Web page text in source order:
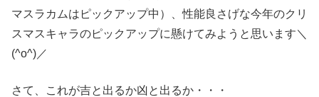
マスラカムはピックアップ中）、性能良さげな今年のクリ
スマスキャラのピックアップに懸けてみようと思います＼
(^o^)／
さて、これが吉と出るか凶と出るか・・・